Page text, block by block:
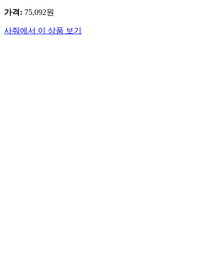
가격: 75,092원
사줘에서 이 상품 보기